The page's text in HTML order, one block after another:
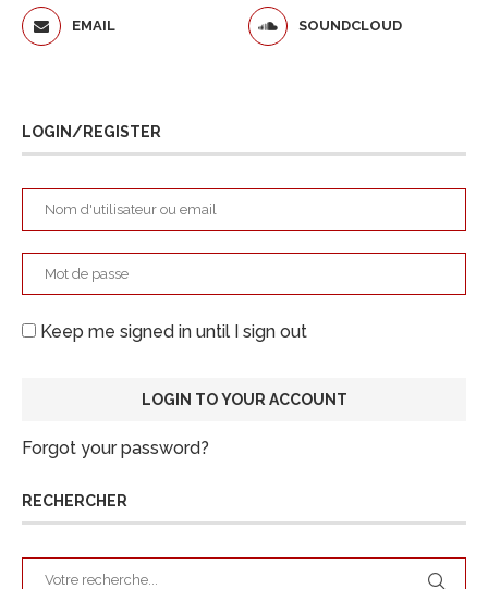
EMAIL SOUNDCLOUD
LOGIN/REGISTER
Keep me signed in until I sign out
Forgot your password?
RECHERCHER